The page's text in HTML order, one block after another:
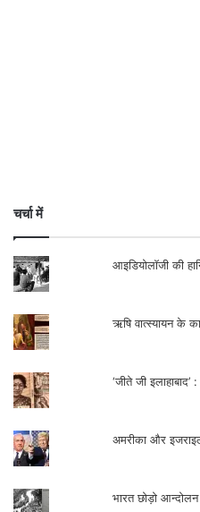
चर्चा में
आइडियोलॉजी की
ऋषि वात्स्यायन के
‘जीते जी
अमरीका और
भारत छोड़ो